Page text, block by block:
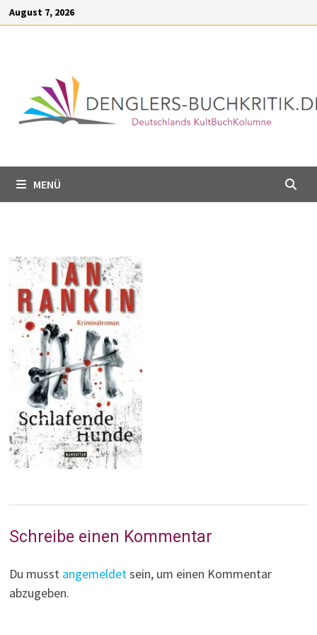
springen
Zum
Inhalt
August 7, 2026
MENÜ
Schreibe einen Kommentar
Du musst angemeldetsein, um einen Kommentar
abzugeben.